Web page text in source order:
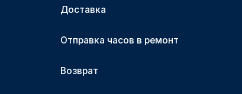
Доставка
Отправка часов в ремонт
Возврат